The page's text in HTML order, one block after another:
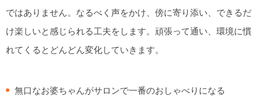
ではありません。なるべく声をかけ、傍に寄り添い、できるだ
け楽しいと感じられる工夫をします。頑張って通い、環境に慣
れてくるとどんどん変化していきます。
無口なお婆ちゃんがサロンで一番のおしゃべりになる